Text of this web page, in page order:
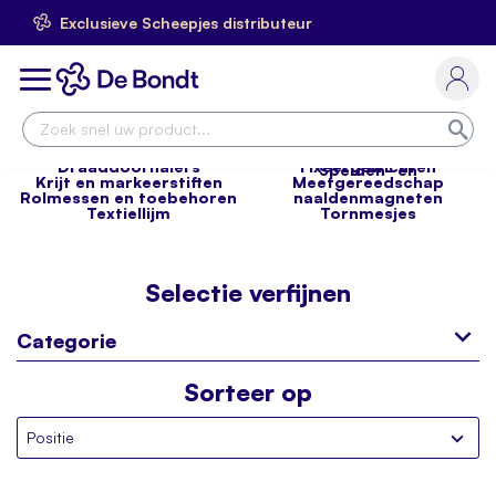
Exclusieve Scheepjes distributeur
Ga
naar
de
Toggle
Clips
Decoratie
Draaddoorhalers
Fixeergewichten
Krijt en markeerstiften
Meetgereedschap
Rolmessen en toebehoren
Spelden- en
naaldenmagneten
Textiellijm
Tornmesjes
Selectie verfijnen
Categorie
Sorteer op